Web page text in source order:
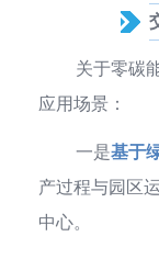
关于零碳
应用场景：
一是基于
产过程与园区
中心。